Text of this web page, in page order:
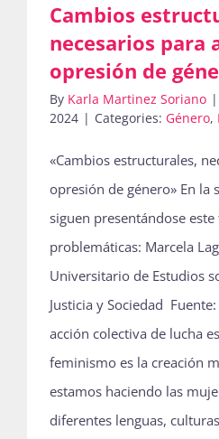
Cambios
necesarios para
opresión de
By Karla Martinez Soriano |
2024 | Categories: Género,
«Cambios estructurales,
opresión de género» En la
siguen presentándose
problemáticas: Marcela
Universitario de Estudios
Justicia y Sociedad
acción colectiva de lucha
feminismo es la creación
estamos haciendo las
diferentes lenguas,